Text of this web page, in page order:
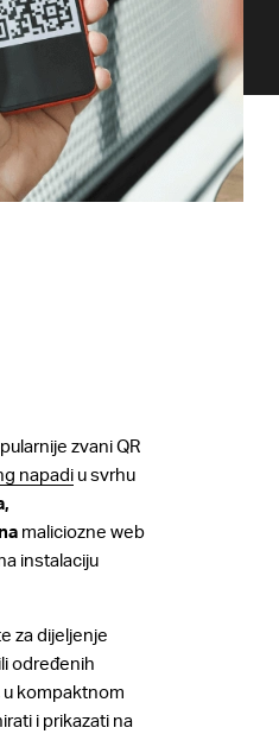
zvani QR
napadi u svrhu
maliciozne web
instalaciju
za dijeljenje
ili određenih
u kompaktnom
i prikazati na